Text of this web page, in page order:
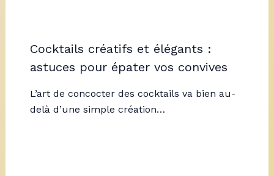
Cocktails créatifs et élégants :
astuces pour épater vos convives
L’art de concocter des cocktails va bien au-
delà d’une simple création…